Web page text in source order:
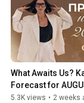
What Awaits Us?
Forecast for
by Maryna
5.3K views • 2 weeks